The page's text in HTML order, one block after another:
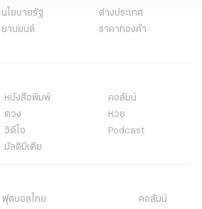
นโยบายรัฐ
ต่างประเทศ
ยานยนต์
ราคาทองคำ
หนังสือพิมพ์
คอลัมน์
ดวง
หวย
วิดีโอ
Podcast
มัลติมีเดีย
ฟุตบอลไทย
คอลัมน์